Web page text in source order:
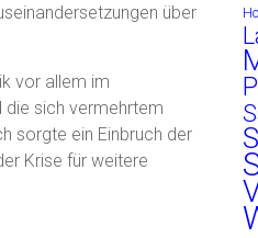
über
vor allem im
die sich vermehrtem
sorgte ein Einbruch der
Krise für weitere